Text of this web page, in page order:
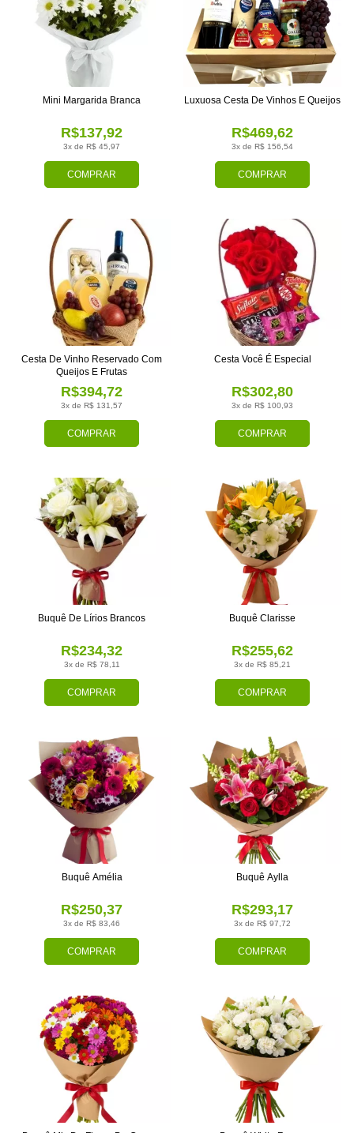
COMPRAR
3x de R$ 45,97
R$137,92
Mini Margarida Branca
COMPRAR
3x de R$ 156,54
R$469,62
Luxuosa Cesta De Vinhos E Queijos
COMPRAR
3x de R$ 131,57
R$394,72
Cesta De Vinho Reservado Com
Queijos E Frutas
COMPRAR
3x de R$ 100,93
R$302,80
Cesta Você É Especial
COMPRAR
3x de R$ 78,11
R$234,32
Buquê De Lírios Brancos
COMPRAR
3x de R$ 85,21
R$255,62
Buquê Clarisse
COMPRAR
3x de R$ 83,46
R$250,37
Buquê Amélia
COMPRAR
3x de R$ 97,72
R$293,17
Buquê Aylla